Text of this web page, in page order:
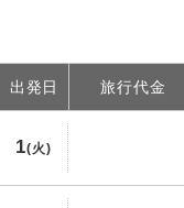
出発日 旅行代金
1(火)